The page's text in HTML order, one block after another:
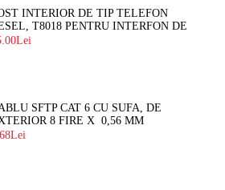
INTERIOR DE TIP TELEFON
T8018 PENTRU INTERFON DE
SFTP CAT 6 CU SUFA, DE
8 FIRE X 0,56 MM